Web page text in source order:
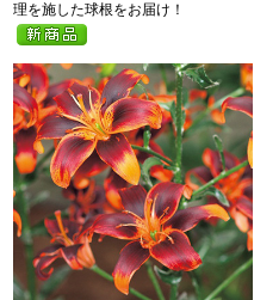
理を施した球根をお届け！